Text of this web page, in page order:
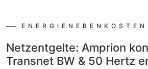
ENERGIENEBENKOSTEN
Netzentgelte: Amprion
Transnet BW & 50 Hertz